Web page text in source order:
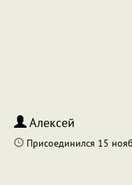
Алексей
Присоединился 15